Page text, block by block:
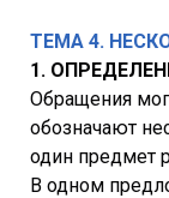
ТЕМА 4.
1.
Обращения
обозначают
один предмет
В одном